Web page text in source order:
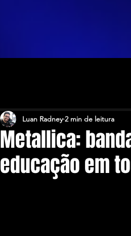
Metallica:
educação em
Luan Radney 2 min de leitura